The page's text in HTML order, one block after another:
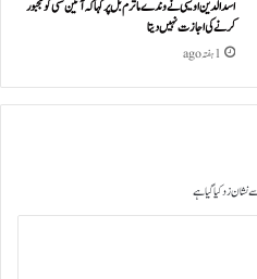
اسد الدین اویسی نے وندے ماترم بل پر کہا کہ آئین کسی کو مجبور
کرنے کی اجازت نہیں دیتا
1 ہفتہ ago
نشان زد کیا گیا ہے